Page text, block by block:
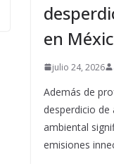
en
julio 24, 2026
Además de
desperdicio
ambiental
emisiones